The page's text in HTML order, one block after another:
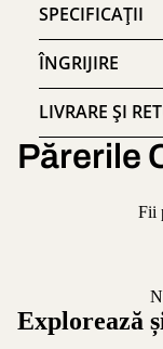
SPECIFICAȚII
ÎNGRIJIRE
LIVRARE ȘI
Părerile
Fii
Explorează